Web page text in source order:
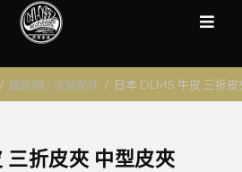
/ 鑰匙圈 / 皮製配件 / 日本 DLMS 牛皮 三折
三折皮夾 中型皮夾